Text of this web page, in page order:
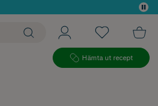
Hämta ut recept